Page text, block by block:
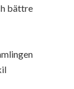
bättre